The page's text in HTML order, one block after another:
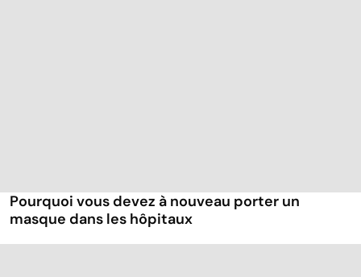
Pourquoi vous devez à nouveau porter un
masque dans les hôpitaux